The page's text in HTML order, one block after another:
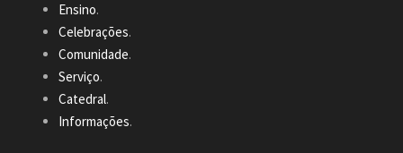
Ensino.
Celebrações.
Comunidade.
Serviço.
Catedral.
Informações.